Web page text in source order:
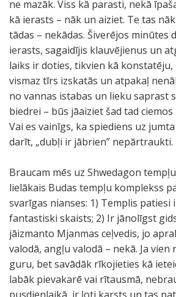
ne mazāk. Viss kā parasti, nekā
kā ierasts – nāk un aiziet. Te tas
tādas – nekādas. Šiverējos minūtes
ierasts, sagaidījis klauvējienus un
laiks ir doties, tikvien kā konstatēju,
vismaz tīrs izskatās un atpakaļ
no vannas istabas un lieku saprast
biedrei – būs jāaiziet šad tad
Vai es vainīgs, ka spiediens uz
darīt, „dubļi ir jābrien” nepārtraukti.
Braucam mēs uz Shwedagon
lielākais Budas tempļu komplekss
svarīgas nianses: 1) Templis patiesi
fantastiski skaists; 2) Ir jānolīgst
jāizmanto Mjanmas ceļvedis, jo
valodā, angļu valodā – nekā. Ja vien
guru, bet savādāk rīkojieties kā
labāk pievakarē vai rītausmā,